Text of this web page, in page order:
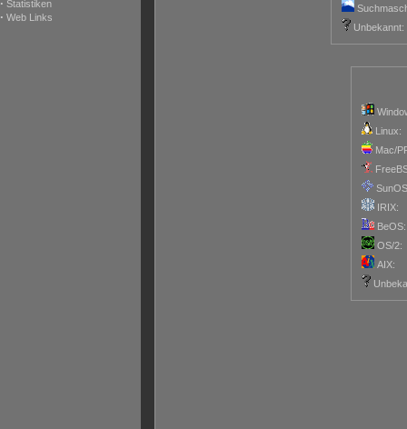
· Statistiken
· Web Links
Unbekannt:
Linux:
Mac/
IRIX:
BeOS:
OS/2:
AIX: